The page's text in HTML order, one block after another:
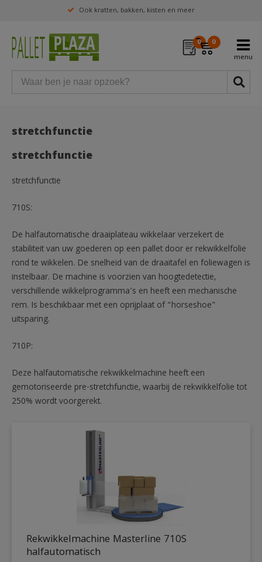
Ook kratten, bakken, kisten en meer
0 0
stretchfunctie
stretchfunctie
stretchfunctie
710S:
De halfautomatische draaiplateau wikkelaar verzekert de
stabiliteit van uw goederen op een pallet door er rekwikkelfolie
rond te wikkelen. De snelheid van de draaitafel en foliewagen is
instelbaar. De machine is voorzien van hoogtedetectie,
verschillende wikkelprogramma’s en heeft een mechanische
rem. Is beschikbaar met een oprijplaat of “horseshoe”
uitsparing.
710P:
Deze halfautomatische rekwikkelmachine heeft een
gemotoriseerde pre-stretchfunctie, waarbij de rekwikkelfolie tot
250% wordt voorgerekt.
Rekwikkelmachine Masterline 710S
halfautomatisch